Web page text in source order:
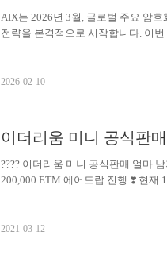
베레스트 협회(EverestAssociation)
털 자산 및 새로운 디지털 경제 개발
AIX는 2026년 3월, 글로벌 주요 암
전략을 본격적으로 시작합니다. 이
성장의 흐름을 만들어 나갈 예정입
2026-02-10
이더리움 미니 공식판
???? 이더리움 미니 공식판매 얼마
200,000 ETM 에어드랍 진행 ❣️ 현재
https://ethmini.io/ ETM 공식텔레그
2021-03-12